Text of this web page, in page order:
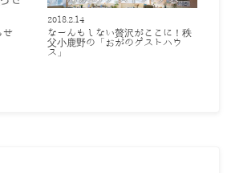
せ
2018.2.14
なーんもしない贅沢がここに！秩
父小鹿野の「おがのゲストハウ
ス」